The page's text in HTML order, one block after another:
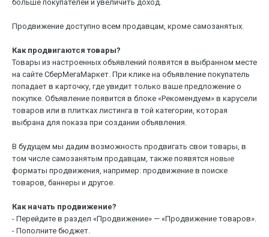
больше покупателей и увеличить доход.
Продвижение доступно всем продавцам, кроме самозанятых.
Как продвигаются товары?
Товары из настроенных объявлений появятся в выбранном месте
на сайте СберМегаМаркет. При клике на объявление покупатель
попадает в карточку, где увидит только ваше предложение о
покупке. Объявление появится в блоке «Рекомендуем» в карусели
товаров или в плитках листинга в той категории, которая
выбрана для показа при создании объявления.
В будущем мы дадим возможность продвигать свои товары, в
том числе самозанятым продавцам, также появятся новые
форматы продвижения, например: продвижение в поиске
товаров, баннеры и другое.
Как начать продвижение?
- Перейдите в раздел «Продвижение» — «Продвижение товаров».
- Пополните бюджет.